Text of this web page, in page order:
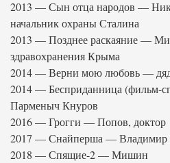
2013 — Сын отца народов —
начальник охраны Сталина
2013 — Позднее раскаяние —
здравохранения Крыма
2014 — Верни мою любовь —
2014 — Бесприданница (фильм-
Парменыч Кнуров
2016 — Грогги — Попов, доктор
2017 — Снайперша — Владимир
2018 — Спящие-2 — Мишин